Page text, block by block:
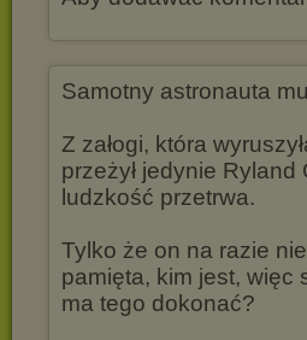
Samotny astronauta
Z załogi, która
przeżył jedynie
ludzkość przetrwa.
Tylko że on na razie
pamięta, kim jest, więc
ma tego dokonać?